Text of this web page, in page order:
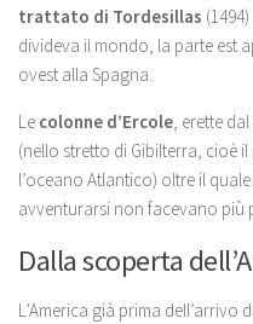
trattato di Tordesillas
divideva il mondo, la parte est
ovest alla Spagna.
Le colonne d’Ercole, erette
(nello stretto di Gibilterra, cioè
l’oceano Atlantico) oltre il
avventurarsi non facevano più
Dalla scoperta
L’America già prima dell’arrivo